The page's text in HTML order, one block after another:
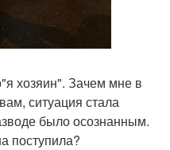
хозяин". Зачем мне в
ситуация стала
было осознанным.
поступила?